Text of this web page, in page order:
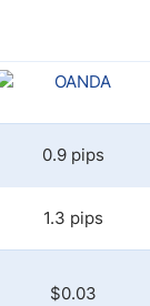
0.9 pips
1.3 pips
$0.03